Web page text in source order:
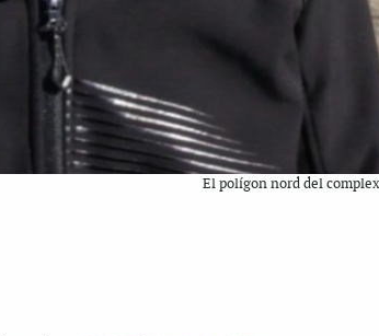
El polígon nord del